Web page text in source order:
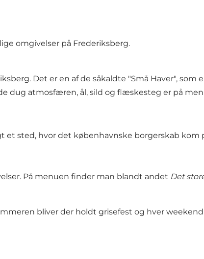
omgivelser på Frederiksberg.
Det er en af ​​de såkaldte "Små Haver",
dug atmosfæren, ål, sild og flæskesteg er på
et sted, hvor det københavnske borgerskab
På menuen finder man blandt andet Det
bliver der holdt grisefest og hver